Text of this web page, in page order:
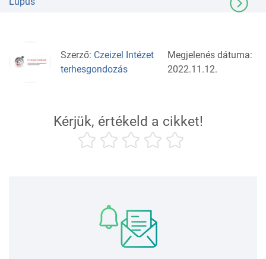
Szerző: Czeizel Intézet
terhesgondozás
Megjelenés dátuma:
2022.11.12.
Kérjük, értékeld a cikket!